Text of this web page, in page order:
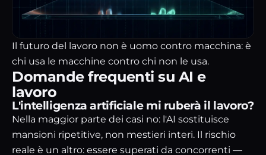
Il futuro del lavoro non è uomo contro macchina: è
chi usa le macchine contro chi non le usa.
Domande frequenti su AI e
lavoro
L'intelligenza artificiale mi ruberà il lavoro?
Nella maggior parte dei casi no: l'AI sostituisce
mansioni ripetitive, non mestieri interi. Il rischio
reale è un altro: essere superati da concorrenti —